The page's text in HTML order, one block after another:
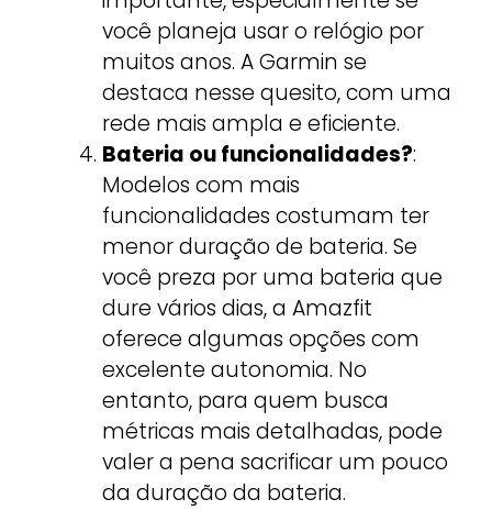
você planeja usar o relógio por
muitos anos. A Garmin se
destaca nesse quesito, com uma
rede mais ampla e eficiente.
Bateria ou funcionalidades?:
Modelos com mais
funcionalidades costumam ter
menor duração de bateria. Se
você preza por uma bateria que
dure vários dias, a Amazfit
oferece algumas opções com
excelente autonomia. No
entanto, para quem busca
métricas mais detalhadas, pode
valer a pena sacrificar um pouco
da duração da bateria.